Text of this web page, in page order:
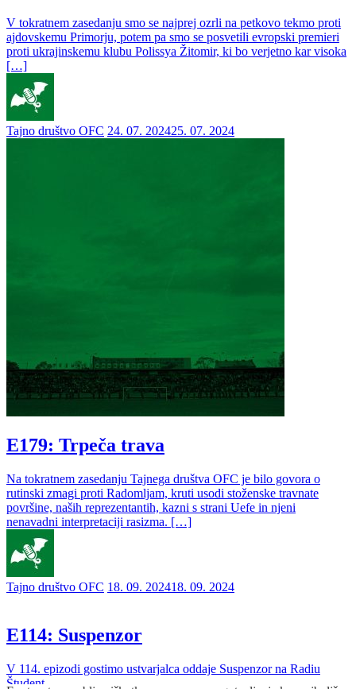
V tokratnem zasedanju smo se najprej ozrli na petkovo tekmo proti
ajdovskemu Primorju, potem pa smo se posvetili evropski premieri
proti ukrajinskemu klubu Polissya Žitomir, ki bo verjetno kar visoka
[…]
Tajno društvo OFC 24. 07. 202425. 07. 2024
E179: Trpeča trava
Na tokratnem zasedanju Tajnega društva OFC je bilo govora o
rutinski zmagi proti Radomljam, kruti usodi stoženske travnate
površine, naših reprezentantih, kazni s strani Uefe in njeni
nenavadni interpretaciji rasizma. […]
Tajno društvo OFC 18. 09. 202418. 09. 2024
E114: Suspenzor
V 114. epizodi gostimo ustvarjalca oddaje Suspenzor na Radiu
Študent.